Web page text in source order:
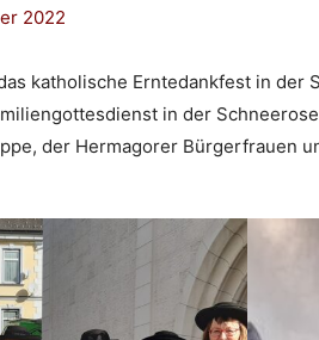
2022
katholische Erntedankfest in der
in der
der Hermagorer Bürgerfrauen